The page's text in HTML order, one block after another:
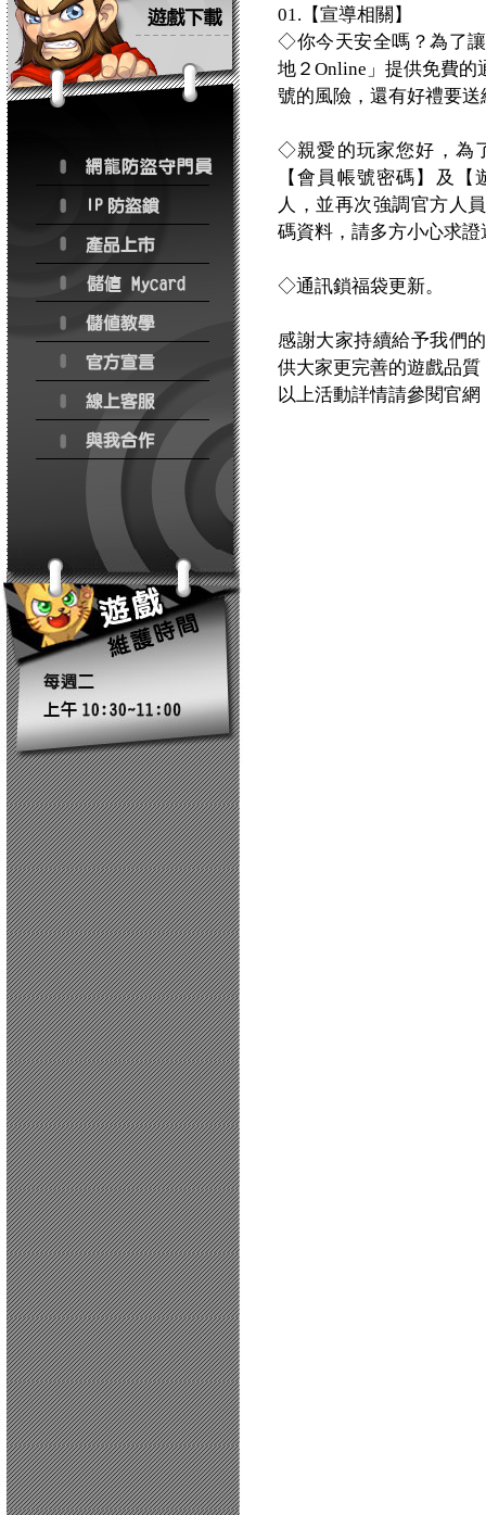
01.【宣導相關】
◇你今天安全嗎？為了
地２Online」提供免費
號的風險，還有好禮要送
◇親愛的玩家您好，為
【會員帳號密碼】及
人，並再次強調官方人
碼資料，請多方小心求
◇通訊鎖福袋更新。
感謝大家持續給予我們
供大家更完善的遊戲品質
以上活動詳情請參閱官網